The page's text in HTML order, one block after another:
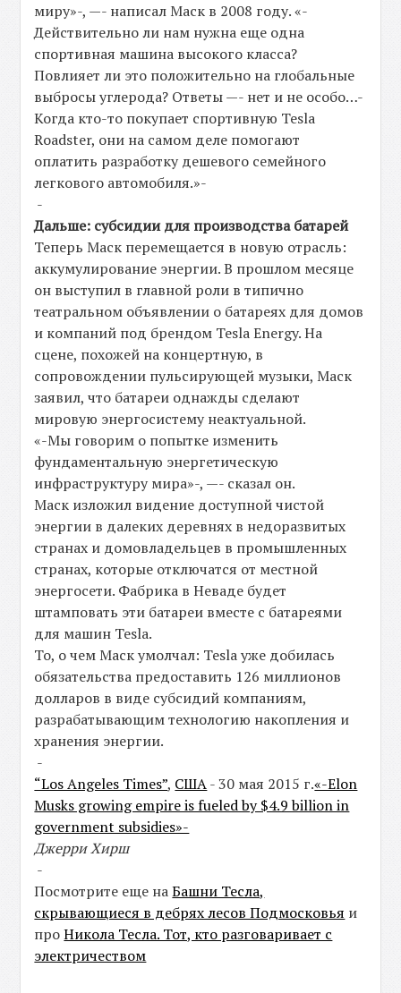
миру»-, —- написал Маск в 2008 году. «-
Действительно ли нам нужна еще одна
спортивная машина высокого класса?
Повлияет ли это положительно на глобальные
выбросы углерода? Ответы —- нет и не особо…-
Когда кто-то покупает спортивную Tesla
Roadster, они на самом деле помогают
оплатить разработку дешевого семейного
легкового автомобиля.»-
-
Дальше: субсидии для производства батарей
Теперь Маск перемещается в новую отрасль:
аккумулирование энергии. В прошлом месяце
он выступил в главной роли в типично
театральном объявлении о батареях для домов
и компаний под брендом Tesla Energy. На
сцене, похожей на концертную, в
сопровождении пульсирующей музыки, Маск
заявил, что батареи однажды сделают
мировую энергосистему неактуальной.
«-Мы говорим о попытке изменить
фундаментальную энергетическую
инфраструктуру мира»-, —- сказал он.
Маск изложил видение доступной чистой
энергии в далеких деревнях в недоразвитых
странах и домовладельцев в промышленных
странах, которые отключатся от местной
энергосети. Фабрика в Неваде будет
штамповать эти батареи вместе с батареями
для машин Tesla.
То, о чем Маск умолчал: Tesla уже добилась
обязательства предоставить 126 миллионов
долларов в виде субсидий компаниям,
разрабатывающим технологию накопления и
хранения энергии.
-
“Los Angeles Times”, США- 30 мая 2015 г.«-Elon
Musks growing empire is fueled by $4.9 billion in
government subsidies»-
Джерри Хирш
-
Посмотрите еще наБашни Тесла,
скрывающиеся в дебрях лесов Подмосковья и
проНикола Тесла. Тот, кто разговаривает с
электричеством